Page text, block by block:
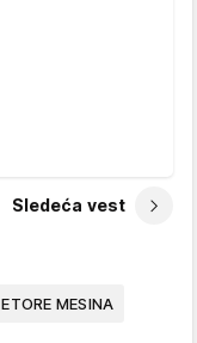
Sledeća vest
ETORE MESINA